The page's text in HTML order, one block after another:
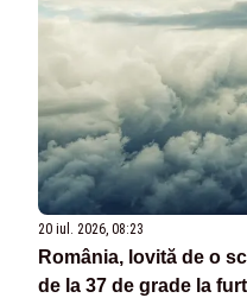
20 iul. 2026, 08:23
România, lovită de o
de la 37 de grade la